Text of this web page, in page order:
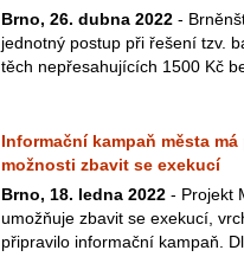
Brno, 26. dubna 2022 -
jednotný postup při řešení tzv.
těch nepřesahujících 1500 Kč
Informační kampaň města
možnosti zbavit se exekucí
Brno, 18. ledna 2022 - Projekt
umožňuje zbavit se exekucí,
připravilo informační kampaň.